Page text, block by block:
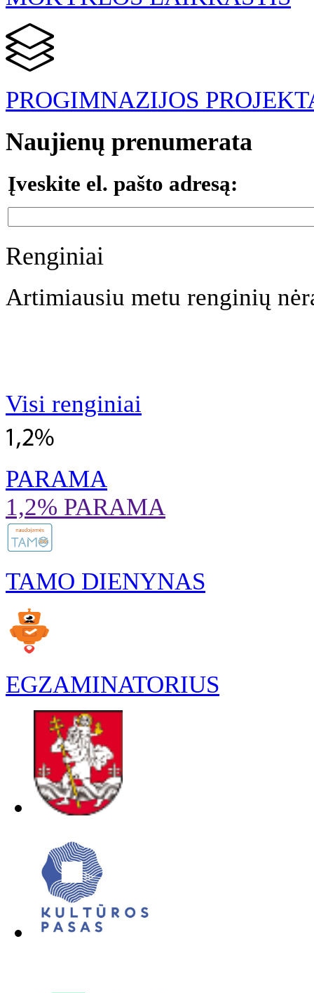
PROGIMNAZIJOS
Naujienų prenumerata
Įveskite el. pašto adresą:
Renginiai
Artimiausiu metu renginių
Visi renginiai
PARAMA
1,2% PARAMA
TAMO DIENYNAS
EGZAMINATORIUS